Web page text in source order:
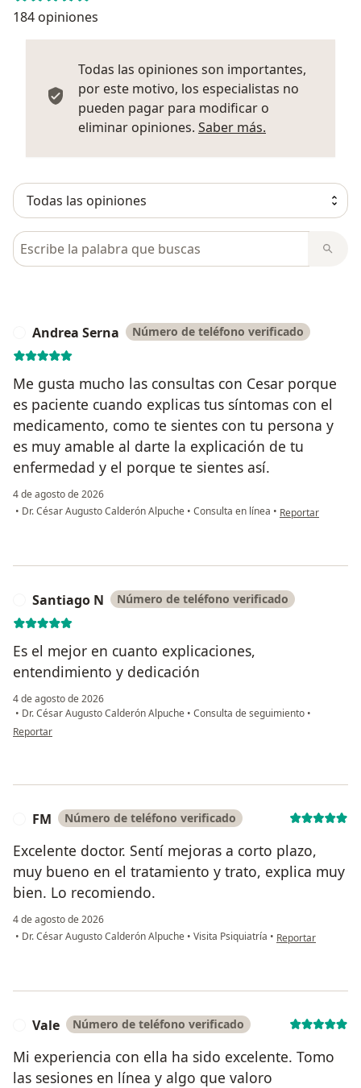
184 opiniones
Todas las opiniones son importantes,
por este motivo, los especialistas no
pueden pagar para modificar o
eliminar opiniones. Saber más.
Busca en opiniones
Andrea Serna Número de teléfono verificado
Me gusta mucho las consultas con Cesar porque
es paciente cuando explicas tus síntomas con el
medicamento, como te sientes con tu persona y
es muy amable al darte la explicación de tu
enfermedad y el porque te sientes así.
4 de agosto de 2026
• Dr. César Augusto Calderón Alpuche • Consulta en línea • en opinión del
Reportar
Santiago N Número de teléfono verificado
Es el mejor en cuanto explicaciones,
entendimiento y dedicación
4 de agosto de 2026
• Dr. César Augusto Calderón Alpuche • Consulta de seguimiento •
en opinión del usuario Santiago N
Reportar
FM Número de teléfono verificado
Excelente doctor. Sentí mejoras a corto plazo,
muy bueno en el tratamiento y trato, explica muy
bien. Lo recomiendo.
4 de agosto de 2026
• Dr. César Augusto Calderón Alpuche • Visita Psiquiatría • en opinión del
Reportar
Vale Número de teléfono verificado
Mi experiencia con ella ha sido excelente. Tomo
las sesiones en línea y algo que valoro